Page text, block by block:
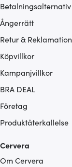
Betalningsalternativ
Ångerrätt
Retur & Reklamation
Köpvillkor
Kampanjvillkor
BRA DEAL
Företag
Produktåterkallelse
Cervera
Om Cervera